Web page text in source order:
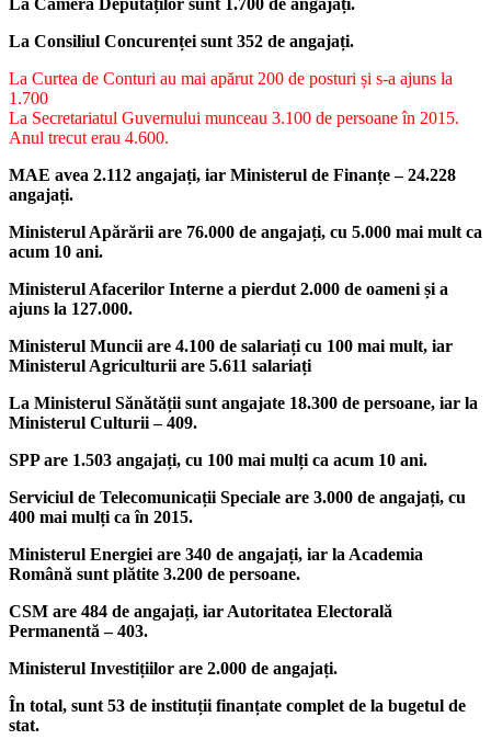
La Consiliul Concurenței sunt 352 de angajați.
La Curtea de Conturi au mai apărut 200 de posturi și s-a ajuns la
1.700
La Secretariatul Guvernului munceau 3.100 de persoane în 2015.
Anul trecut erau 4.600.
MAE avea 2.112 angajați, iar Ministerul de Finanțe – 24.228
angajați.
Ministerul Apărării are 76.000 de angajați, cu 5.000 mai mult ca
acum 10 ani.
Ministerul Afacerilor Interne a pierdut 2.000 de oameni și a
ajuns la 127.000.
Ministerul Muncii are 4.100 de salariați cu 100 mai mult, iar
Ministerul Agriculturii are 5.611 salariați
La Ministerul Sănătății sunt angajate 18.300 de persoane, iar la
Ministerul Culturii – 409.
SPP are 1.503 angajați, cu 100 mai mulți ca acum 10 ani.
Serviciul de Telecomunicații Speciale are 3.000 de angajați, cu
400 mai mulți ca în 2015.
Ministerul Energiei are 340 de angajați, iar la Academia
Română sunt plătite 3.200 de persoane.
CSM are 484 de angajați, iar Autoritatea Electorală
Permanentă – 403.
Ministerul Investițiilor are 2.000 de angajați.
În total, sunt 53 de instituții finanțate complet de la bugetul de
stat.